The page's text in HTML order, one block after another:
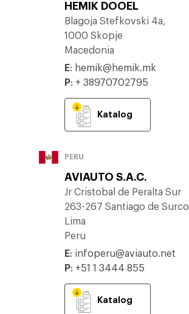
HEMIK DOOEL
Blagoja Stefkovski 4a,
1000 Skopje
Macedonia
E: hemik@hemik.mk
P: + 38970702795
Katalog
PERU
AVIAUTO S.A.C.
Jr Cristobal de Peralta Sur
263-267 Santiago de Surco
Lima
Peru
E: infoperu@aviauto.net
P: +51 1 3444 855
Katalog